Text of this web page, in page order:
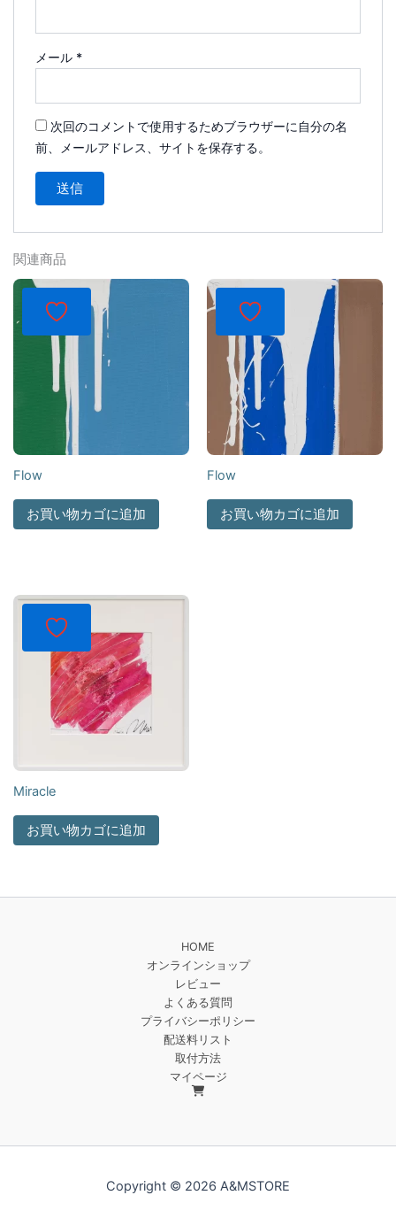
メール *
次回のコメントで使用するためブラウザーに自分の名
前、メールアドレス、サイトを保存する。
関連商品
Flow
お買い物カゴに追加
Flow
お買い物カゴに追加
Miracle
お買い物カゴに追加
HOME
オンラインショップ
レビュー
よくある質問
プライバシーポリシー
配送料リスト
取付方法
マイページ
Copyright © 2026 A&MSTORE